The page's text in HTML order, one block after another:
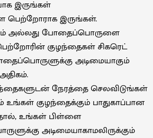
இருங்கள்
பெற்றோராக இருங்கள்.
அல்லது போதைப்பொருளை
குழந்தைகள் சிகரெட்
அடிமையாகும்
நேரத்தை செலவிடுங்கள்
உங்கள் குழந்தைக்கும் பாதுகாப்பான
உங்கள் பிள்ளை
அடிமையாகாமலிருக்கும்